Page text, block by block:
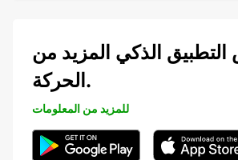
الذكي المزيد من
الحركة.
للمزيد من المعلومات